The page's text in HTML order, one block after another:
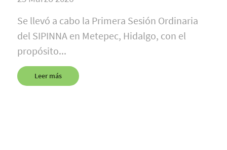
Se llevó a cabo la Primera Sesión Ordinaria
del SIPINNA en Metepec, Hidalgo, con el
propósito...
Leer más